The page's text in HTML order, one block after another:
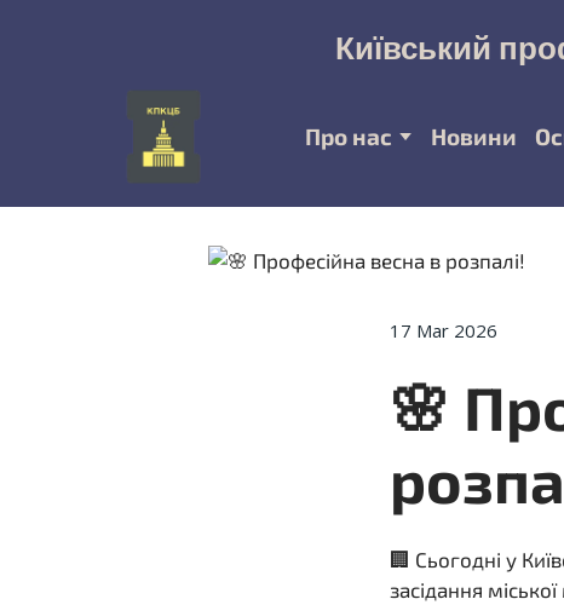
Київський
Про нас Новини
17 Mar 2026
🌸
🏢 Сьогодні у
засідання